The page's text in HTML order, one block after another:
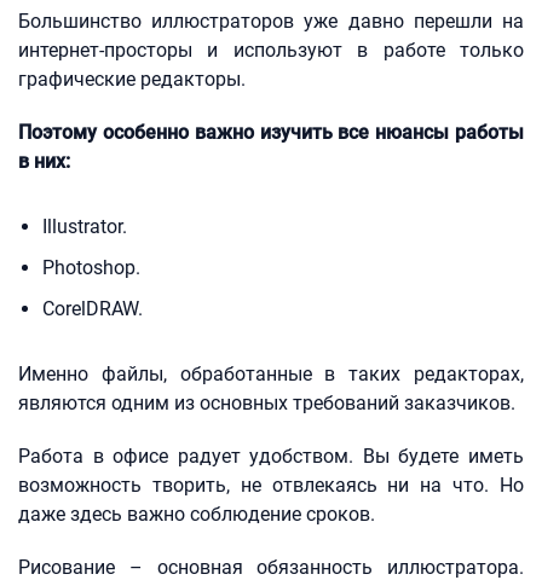
Большинство иллюстраторов уже давно перешли на
интернет-просторы и используют в работе только
графические редакторы.
Поэтому особенно важно изучить все нюансы работы
в них:
Illustrator.
Photoshop.
CorelDRAW.
Именно файлы, обработанные в таких редакторах,
являются одним из основных требований заказчиков.
Работа в офисе радует удобством. Вы будете иметь
возможность творить, не отвлекаясь ни на что. Но
даже здесь важно соблюдение сроков.
Рисование – основная обязанность иллюстратора.